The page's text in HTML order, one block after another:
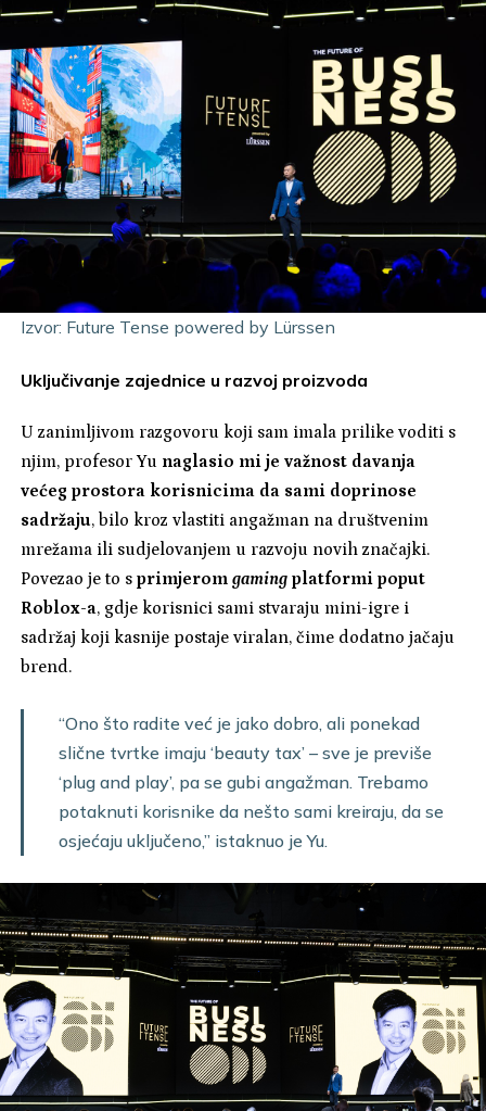
Izvor: Future Tense powered by Lürssen
Uključivanje zajednice u razvoj proizvoda
U zanimljivom razgovoru koji sam imala prilike voditi s
njim, profesor Yu naglasio mi je važnost davanja
većeg prostora korisnicima da sami doprinose
sadržaju, bilo kroz vlastiti angažman na društvenim
mrežama ili sudjelovanjem u razvoju novih značajki.
Povezao je to sprimjeromgaming platformi poput
Roblox-a, gdje korisnici sami stvaraju mini-igre i
sadržaj koji kasnije postaje viralan, čime dodatno jačaju
brend.
“Ono što radite već je jako dobro, ali ponekad
slične tvrtke imaju ‘beauty tax’ – sve je previše
‘plug and play’, pa se gubi angažman. Trebamo
potaknuti korisnike da nešto sami kreiraju, da se
osjećaju uključeno,” istaknuo je Yu.